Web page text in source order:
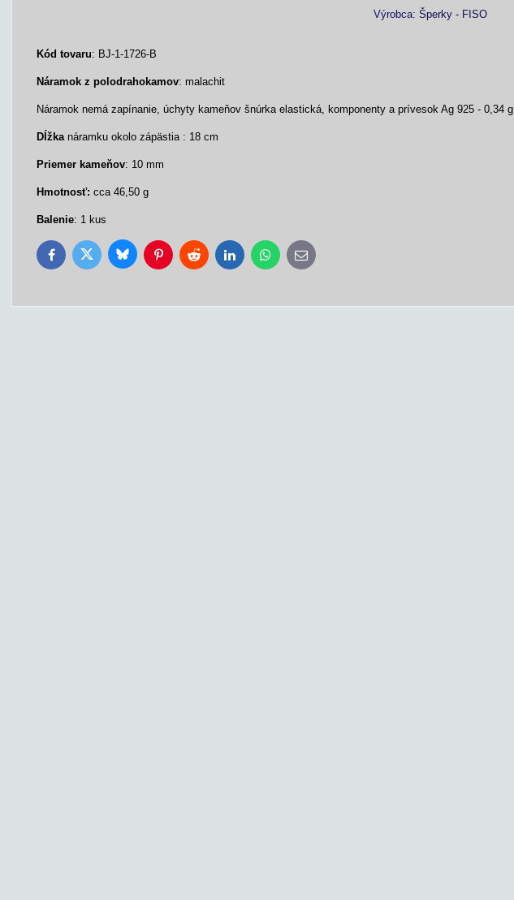
Výrobca: Šperky - FISO
Kód tovaru: BJ-1-1726-B
Náramok z polodrahokamov: malachit
Náramok nemá zapínanie, úchyty kameňov šnúrka elastická, komponenty a prívesok Ag 925 - 0,34 g
Dĺžkanáramku okolo zápästia : 18 cm
Priemer kameňov: 10 mm
Hmotnosť: cca 46,50 g
Balenie: 1 kus
FacebookTwitter BlueskyPinterestReddit LinkedInWhatsApp
E-
mail